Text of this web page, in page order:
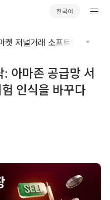
한국어
켓 저널거래 소프트웨어 오더
아마존 공급망 서
인식을 바꾸다